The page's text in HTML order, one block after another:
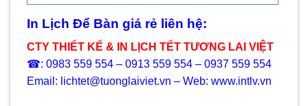
In Lịch Để Bàn giá rẻ liên hệ:
CTY THIẾT KẾ & IN LỊCH TẾT TƯƠNG LAI VIỆT
☎: 0983 559 554 – 0913 559 554 – 0937 559 554
Email: lichtet@tuonglaiviet.vn – Web: www.intlv.vn